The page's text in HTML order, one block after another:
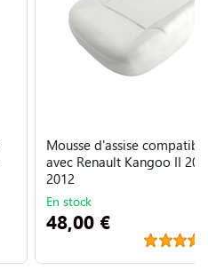
Mousse d'assise
avec Renault Kangoo II
2012
En stock
48,00 €